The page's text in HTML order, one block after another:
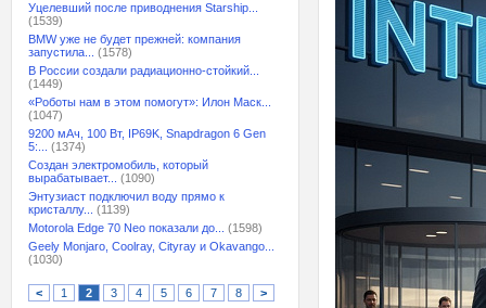
Уцелевший после приводнения Starship...
(1539)
BMW уже не будет прежней: компания
запустила...
(1578)
В России создали радиационно-стойкий...
(1449)
«Роботы нам в этом помогут»: Илон Маск...
(1047)
9200 мАч, 100 Вт, IP69K, Snapdragon 6 Gen
5:...
(1374)
Создан электромобиль, который
вырабатывает...
(1090)
Энтузиаст подключил воду прямо к
кристаллу...
(1139)
Motorola Edge 70 Neo показали до...
(1598)
Geely Monjaro, Coolray, Cityray и Okavango...
(1030)
< 1 2 3 4 5 6 7 8 >